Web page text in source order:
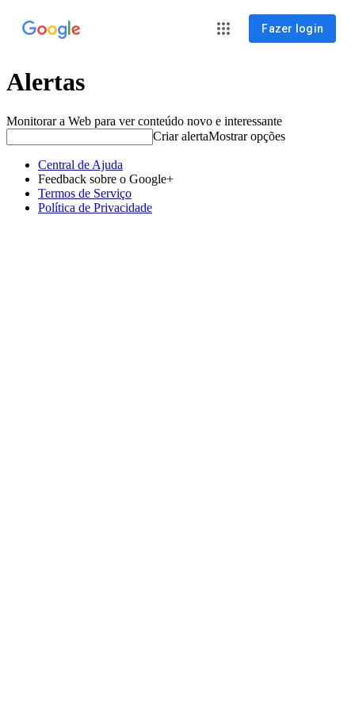
Fazer login
Alertas
Monitorar a Web para ver conteúdo novo e interessante
Criar alertaMostrar opções
Central de Ajuda
Feedback sobre o Google+
Termos de Serviço
Política de Privacidade